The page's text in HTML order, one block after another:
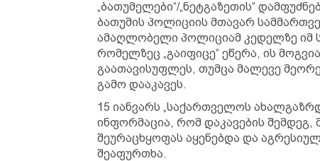
„ბათუმელები“/„ნეტგაზეთის“
ბათუმის პოლიციის მთავარ
ამაღლობელი პოლიციამ კედელზე იმ
რომელზეც „გაიფიცე“ ეწერა, ის
გაათავისუფლეს, თუმცა მალევე
გამო დააკავეს.
15 იანვარს „საქართველოს
ინფორმაცია, რომ დაკავების
შეურაცხყოფას აყენებდა და
შეაფურთხა.